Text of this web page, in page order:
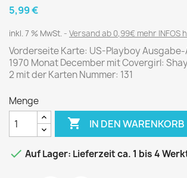
5,99 €
inkl. 7 % MwSt. Versand ab 0,99€ mehr INFOS
Vorderseite Karte: US-Playboy
1970 Monat December mit Covergirl:
2 mit der Karten Nummer: 131
Menge
 IN DEN WARENKORB
 Auf Lager: Lieferzeit ca. 1 bis 4